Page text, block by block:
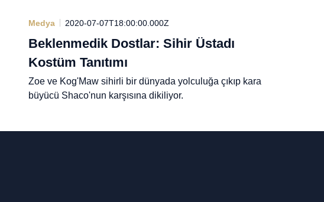
Medya 2020-07-07T18:00:00.000Z
Beklenmedik Dostlar: Sihir Üstadı
Kostüm Tanıtımı
Zoe ve Kog'Maw sihirli bir dünyada yolculuğa çıkıp kara
büyücü Shaco'nun karşısına dikiliyor.